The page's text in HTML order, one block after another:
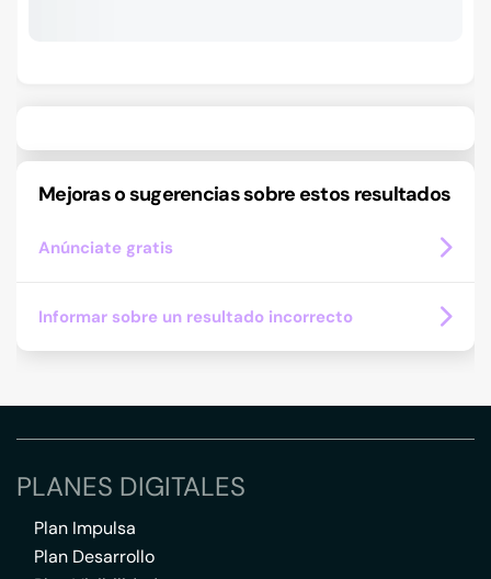
Mejoras o sugerencias sobre estos resultados
Anúnciate gratis
Informar sobre un resultado incorrecto
PLANES DIGITALES
Plan Impulsa
Plan Desarrollo